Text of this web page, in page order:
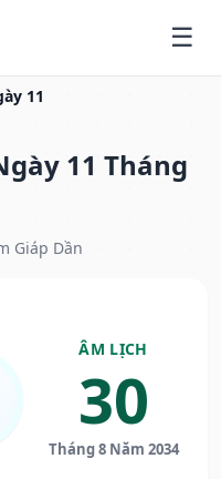
11
11 Tháng
Giáp Dần
ÂM LỊCH
30
Tháng 8 Năm 2034